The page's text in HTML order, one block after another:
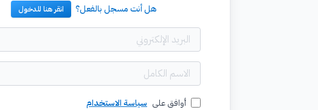
هل أنت مسجل بالفعل؟ انقر هنا للدخول
أوافق على سياسة الاستخدام